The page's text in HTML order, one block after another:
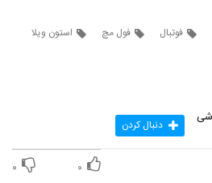
فوتبال فول مچ
استون ویلا
دنبال کردن
۰ ۰